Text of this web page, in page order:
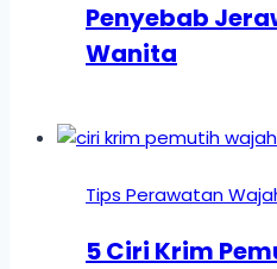
Penyebab
Wanita
Tips Perawatan
5 Ciri Krim